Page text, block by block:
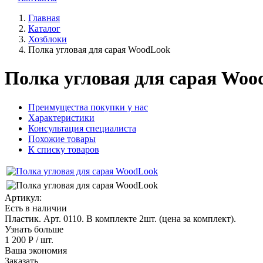
Главная
Каталог
Хозблоки
Полка угловая для сарая WoodLook
Полка угловая для сарая
Преимущества покупки у нас
Характеристики
Консультация специалиста
Похожие товары
К списку товаров
Артикул:
Есть в наличии
Пластик. Арт. 0110. В комплекте 2шт. (цена за комплект).
Узнать больше
1 200 Р / шт.
Ваша экономия
Заказать